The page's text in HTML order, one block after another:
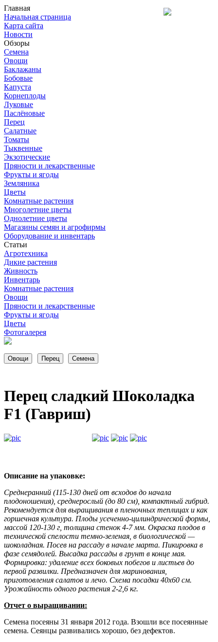
Главная
Начальная страница
Карта сайта
Новости
Обзоры
Семена
Овощи
Баклажаны
Бобовые
Капуста
Корнеплоды
Луковые
Паслёновые
Перец
Салатные
Томаты
Тыквенные
Экзотические
Пряности и лекарственные
Фрукты и ягоды
Земляника
Цветы
Комнатные растения
Многолетние цветы
Однолетние цветы
Магазины семян и агрофирмы
Оборудование и инвентарь
Статьи
Агротехника
Дикие растения
Живность
Инвентарь
Комнатные растения
Овощи
Пряности и лекарственные
Фрукты и ягоды
Цветы
Фотогалерея
Перец сладкий Шоколадка
F1 (Гавриш)
Описание на упаковке:
Среднеранний (115-130 дней от всходов до начала
плодоношения), среднерослый (до 80 см), компактный гибрид.
Рекомендуется для выращивания в пленочных теплицах и как
горшечная культура. Плоды усеченно-цилиндрической формы,
массой 120-130 г, толщина стенок 4-7 мм. Окраска плодов в
технической спелости темно-зеленая, в биологической —
шоколадная. Посев на рассаду в начале марта. Пикировка в
фазе семядолей. Высадка рассады в грунт в конце мая.
Формировка: удаление всех боковых побегов и листьев до
первой развилки. Предназначен для маринования,
приготовления салатов и лечо. Схема посадки 40x60 см.
Урожайность одного растения 2-2,6 кг.
Отчет о выращивании:
Семена посеяны 31 января 2012 года. Взошли все посеянные
семена. Сеянцы развивались хорошо, без дефектов.